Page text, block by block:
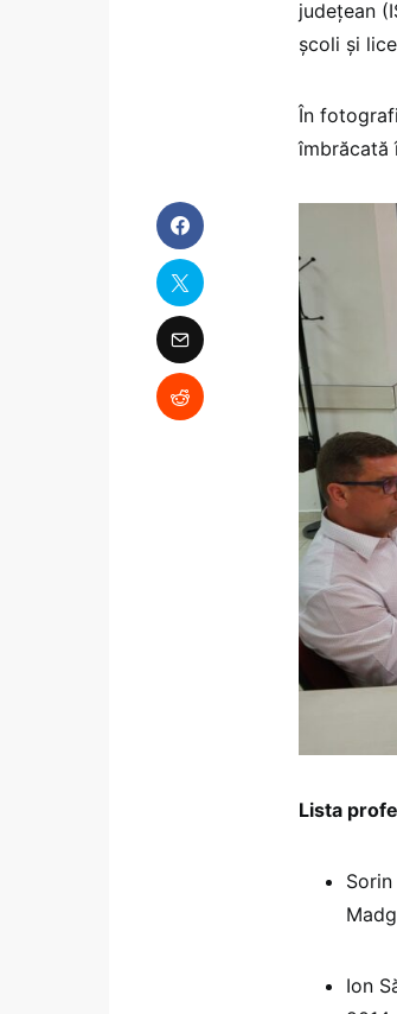
județean
școli și
În
îmbrăcată
Lista
Ion